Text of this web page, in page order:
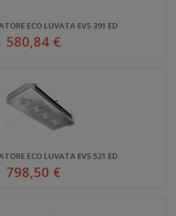
ECO LUVATA EVS 391 ED
580,84 €
ECO LUVATA EVS 521 ED
798,50 €